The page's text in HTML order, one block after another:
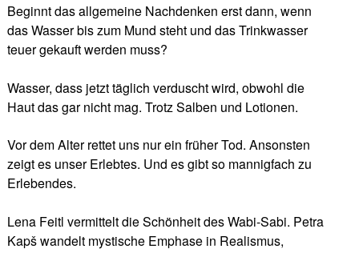
Beginnt das allgemeine Nachdenken erst dann, wenn
das Wasser bis zum Mund steht und das Trinkwasser
teuer gekauft werden muss?
Wasser, dass jetzt täglich verduscht wird, obwohl die
Haut das gar nicht mag. Trotz Salben und Lotionen.
Vor dem Alter rettet uns nur ein früher Tod. Ansonsten
zeigt es unser Erlebtes. Und es gibt so mannigfach zu
Erlebendes.
Lena Feitl vermittelt die Schönheit des Wabi-Sabi. Petra
Kapš wandelt mystische Emphase in Realismus,